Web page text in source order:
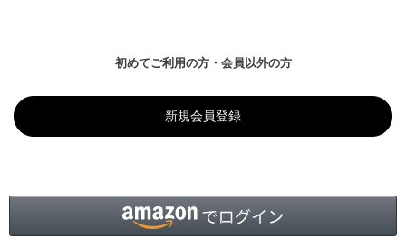
初めてご利用の方・会員以外の方